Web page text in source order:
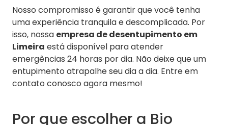
Nosso compromisso é garantir que você tenha
uma experiência tranquila e descomplicada. Por
isso, nossa empresa de desentupimento em
Limeira está disponível para atender
emergências 24 horas por dia. Não deixe que um
entupimento atrapalhe seu dia a dia. Entre em
contato conosco agora mesmo!
Por que escolher a Bio